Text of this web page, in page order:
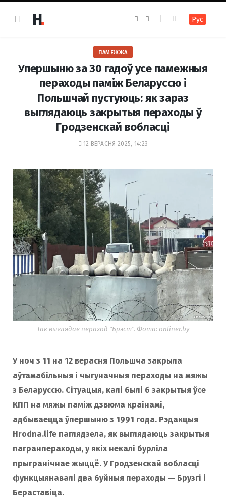
e
k
t
a
m
Рус
ПАМЕЖЖА
Упершыню за 30 гадоў усе памежныя
пераходы паміж Беларуссю і
Польшчай пустуюць: як зараз
выглядаюць закрытыя пераходы ў
Гродзенскай вобласці
12 ВЕРАСНЯ 2025, 14:23
Так выглядае пераход "Брэст". Фота: onliner.by
У ноч з 11 на 12 верасня Польшча закрыла
аўтамабільныя і чыгуначныя пераходы на мяжы
з Беларуссю. Сітуацыя, калі былі б закрытыя ўсе
КПП на мяжы паміж дзвюма краінамі,
адбываецца ўпершыню з 1991 года. Рэдакцыя
Hrodna.life паглядзела, як выглядаюць закрытыя
пагранпераходы, у якіх некалі бурліла
прыгранічнае жыццё. У Гродзенскай вобласці
функцыянавалі два буйныя пераходы — Брузгі і
Бераставіца.